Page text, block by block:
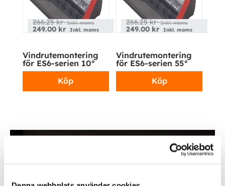
266.25kr Inkl. moms
249.00 kr Inkl. moms
Vindrutemontering
för ES6-serien 10°
Köp
266.25kr Inkl. moms
249.00 kr Inkl. moms
Vindrutemontering
för ES6-serien 55°
Köp